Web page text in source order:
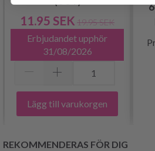
11.95 SEK 19.95 SEK
Erbjudandet upphör
31/08/2026
Lägg till varukorgen
REKOMMENDERAS FÖR DIG